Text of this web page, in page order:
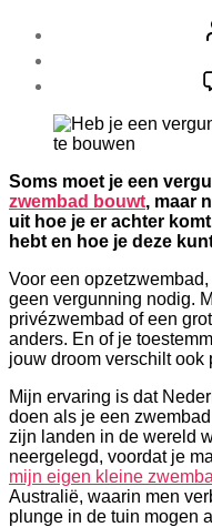
Soms moet je een
zwembad bouwt, maar
uit hoe je er achter
hebt en hoe je deze
Voor een
geen vergunning nodig.
privézwembad of een
anders. En of je
jouw droom verschilt ook
Mijn ervaring is dat
doen als je een
zijn landen in de wereld
neergelegd, voordat je
mijn eigen kleine
Australië, waarin men
plunge in de tuin mogen